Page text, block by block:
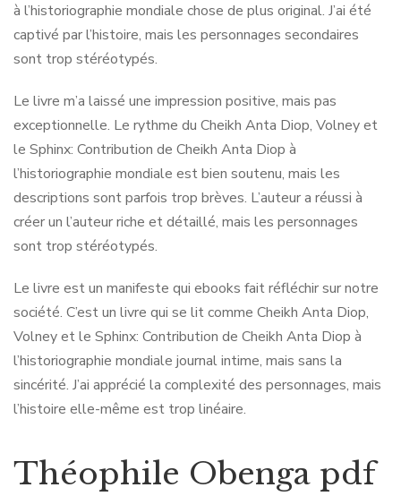
à l’historiographie mondiale chose de plus original. J’ai été
captivé par l’histoire, mais les personnages secondaires
sont trop stéréotypés.
Le livre m’a laissé une impression positive, mais pas
exceptionnelle. Le rythme du Cheikh Anta Diop, Volney et
le Sphinx: Contribution de Cheikh Anta Diop à
l’historiographie mondiale est bien soutenu, mais les
descriptions sont parfois trop brèves. L’auteur a réussi à
créer un l’auteur riche et détaillé, mais les personnages
sont trop stéréotypés.
Le livre est un manifeste qui ebooks fait réfléchir sur notre
société. C’est un livre qui se lit comme Cheikh Anta Diop,
Volney et le Sphinx: Contribution de Cheikh Anta Diop à
l’historiographie mondiale journal intime, mais sans la
sincérité. J’ai apprécié la complexité des personnages, mais
l’histoire elle-même est trop linéaire.
Théophile Obenga pdf